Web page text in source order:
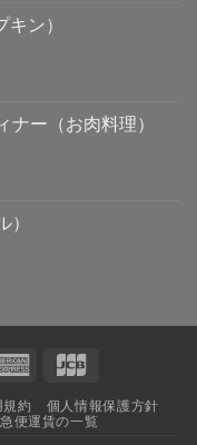
ン）
ナー（お肉料理）
）
American
規約
個人情報保護方針
便運賃の一覧